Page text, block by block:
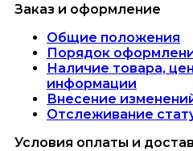
Заказ и оформление
Общие положения
Порядок
Наличие товара,
информации
Внесение
Отслеживание
Условия оплаты и